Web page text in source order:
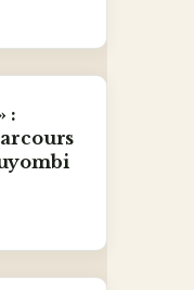
: